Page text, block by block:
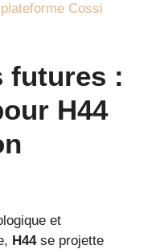
plateforme Cossi
futures :
H44
et
H44se projette